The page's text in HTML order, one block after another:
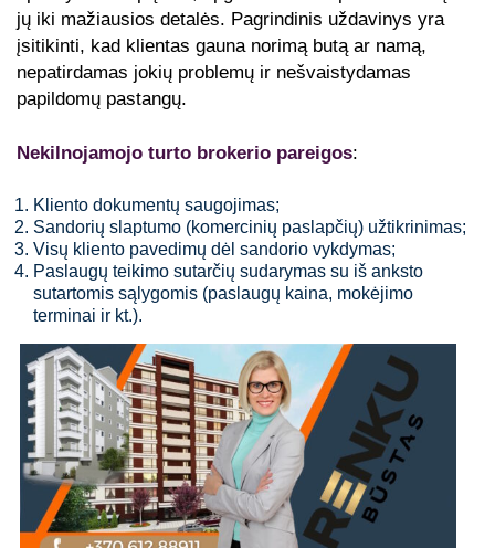
jų iki mažiausios detalės. Pagrindinis uždavinys yra
įsitikinti, kad klientas gauna norimą butą ar namą,
nepatirdamas jokių problemų ir nešvaistydamas
papildomų pastangų.
Nekilnojamojo turto brokerio pareigos:
Kliento dokumentų saugojimas;
Sandorių slaptumo (komercinių paslapčių) užtikrinimas;
Visų kliento pavedimų dėl sandorio vykdymas;
Paslaugų teikimo sutarčių sudarymas su iš anksto
sutartomis sąlygomis (paslaugų kaina, mokėjimo
terminai ir kt.).